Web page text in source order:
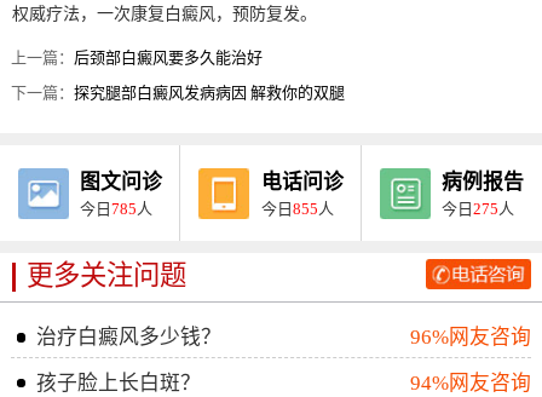
权威疗法，一次康复白癜风，预防复发。
上一篇： 后颈部白癜风要多久能治好
下一篇：探究腿部白癜风发病病因 解救你的双腿
图文问诊
今日785 人
电话问诊
今日855 人
病例报告
今日275 人
更多关注问题
治疗白癜风多少钱？
96%网友咨询
孩子脸上长白斑？
94%网友咨询